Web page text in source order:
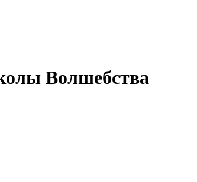
Волшебства